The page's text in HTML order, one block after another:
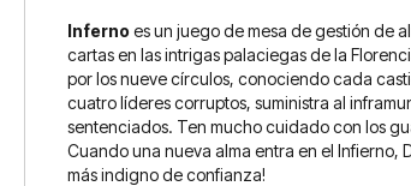
Inferno es un juego de mesa de gestión de
cartas en las intrigas palaciegas de la
por los nueve círculos, conociendo cada
cuatro líderes corruptos, suministra al
sentenciados. Ten mucho cuidado con los
Cuando una nueva alma entra en el Infierno,
más indigno de confianza!